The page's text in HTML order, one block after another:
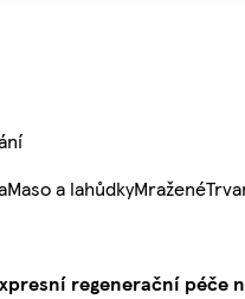
Maso a lahůdkyMražené
regenerační péče